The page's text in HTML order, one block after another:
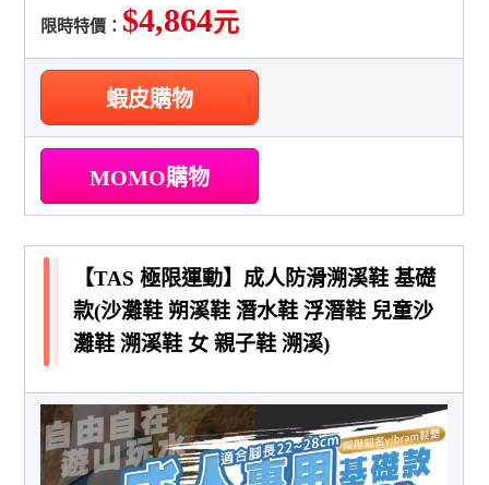
限時特價： $4,864元
蝦皮購物
MOMO購物
【TAS 極限運動】成人防滑溯溪鞋 基礎
款(沙灘鞋 朔溪鞋 潛水鞋 浮潛鞋 兒童沙
灘鞋 溯溪鞋 女 親子鞋 溯溪)